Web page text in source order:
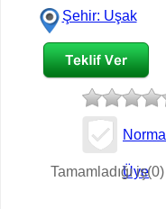
Şehir: Uşak
Normal
Üye
Tamamladığı iş(0)